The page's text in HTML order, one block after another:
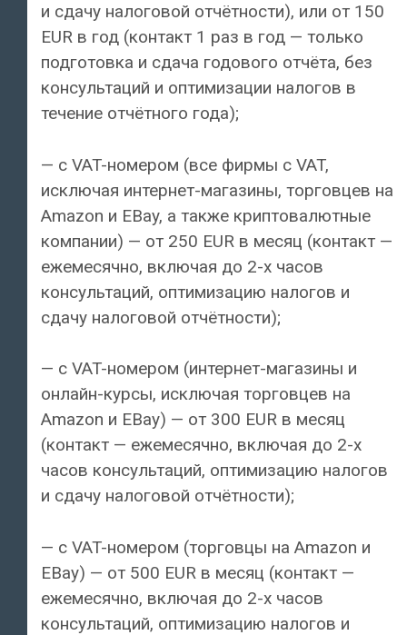
и сдачу налоговой отчётности), или от 150
EUR в год (контакт 1 раз в год — только
подготовка и сдача годового отчёта, без
консультаций и оптимизации налогов в
течение отчётного года);
— с VAT-номером (все фирмы с VAT,
исключая интернет-магазины, торговцев на
Amazon и EBay, а также криптовалютные
компании) — от 250 EUR в месяц (контакт —
ежемесячно, включая до 2-х часов
консультаций, оптимизацию налогов и
сдачу налоговой отчётности);
— с VAT-номером (интернет-магазины и
онлайн-курсы, исключая торговцев на
Amazon и EBay) — от 300 EUR в месяц
(контакт — ежемесячно, включая до 2-х
часов консультаций, оптимизацию налогов
и сдачу налоговой отчётности);
— с VAT-номером (торговцы на Amazon и
EBay) — от 500 EUR в месяц (контакт —
ежемесячно, включая до 2-х часов
консультаций, оптимизацию налогов и